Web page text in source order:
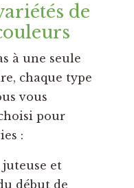
de
à une seule
chaque type
vous
pour
:
juteuse et
début de